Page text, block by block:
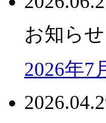
お知らせ
2026年7